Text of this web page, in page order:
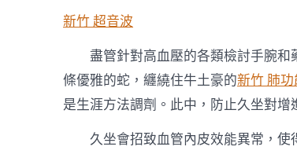
新竹 超音波
盡管針對高血壓的各類檢討手腕
條優雅的蛇，纏繞住牛土豪的新竹 肺
是生涯方法調劑。此中，防止久坐對增
久坐會招致血管內皮效能異常，